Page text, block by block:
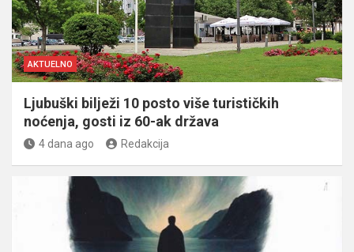
AKTUELNO
Ljubuški bilježi 10 posto više turističkih
noćenja, gosti iz 60-ak država
4 dana ago Redakcija